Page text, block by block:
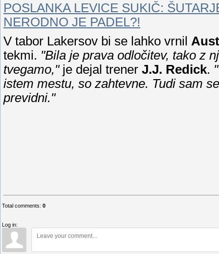
POSLANKA LEVICE SUKIČ:
NERODNO JE PADEL?!
V tabor Lakersov bi se lahko vrnil
tekmi. "Bila je prava odločitev, tako z
tvegamo,"je dejal trener J.J. Redick.
istem mestu, so zahtevne. Tudi sam
previdni."
Total comments: 0
Log in: